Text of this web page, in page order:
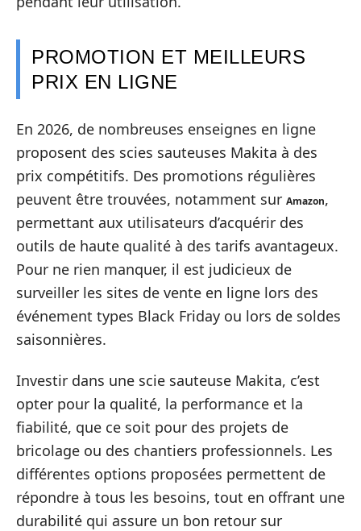
PROMOTION ET MEILLEURS
PRIX EN LIGNE
En 2026, de nombreuses enseignes en ligne
proposent des scies sauteuses Makita à des
prix compétitifs. Des promotions régulières
peuvent être trouvées, notamment sur Amazon,
permettant aux utilisateurs d’acquérir des
outils de haute qualité à des tarifs avantageux.
Pour ne rien manquer, il est judicieux de
surveiller les sites de vente en ligne lors des
événement types Black Friday ou lors de soldes
saisonnières.
Investir dans une scie sauteuse Makita, c’est
opter pour la qualité, la performance et la
fiabilité, que ce soit pour des projets de
bricolage ou des chantiers professionnels. Les
différentes options proposées permettent de
répondre à tous les besoins, tout en offrant une
durabilité qui assure un bon retour sur